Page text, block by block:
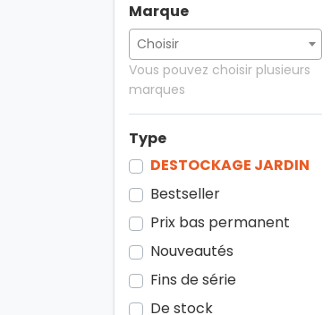
Marque
Vous pouvez choisir plusieurs
marques
Type
DESTOCKAGE JARDIN
Bestseller
Prix bas permanent
Nouveautés
Fins de série
De stock